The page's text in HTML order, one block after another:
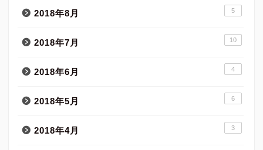
2018年8月 5
2018年7月 10
2018年6月 4
2018年5月 6
2018年4月 3